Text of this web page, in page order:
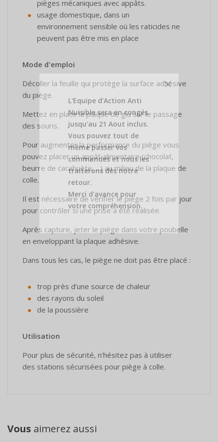
pièges mécaniques avec appâts.
usage domestique, dans un
environnement sensible où les raticides ne
peuvent pas être mis en place
Mode d'emploi
Décoller la feuille qui protège la surface adhésive
du piège.
Mettez en place la plaque de glu sur le passage
des souris.
Pour augmenter la performance du piège vous
pouvez placer un appât alimentaire (chocolat,
beurre de cacahuète, ...) au milieu de la plaque de
colle.
Il est nécessaire de vérifier le piège 2 fois par jour
pour contrôler si une prise a été réalisée.
Après capture, jeter le piège dans votre poubelle
en enveloppant la plaque adhésive.
Dans tous les cas, le piège ne doit pas être placé :
trop près d’une source de chaleur
des rayons du soleil
de la poussière
Utilisation
Pour plus de sécurité, n'hésitez pas à utiliser
des stations sécurisées pour piège à colle.
Vous aimerez aussi
L'Equipe d'Action Anti
Nuisible sera en congés
jusqu'au 21 Aout inclus.
Vous pouvez tout de
même passer vos
commandes et nous les
traiterons dès notre
retour.
Merci d'avance pour
votre compréhension.